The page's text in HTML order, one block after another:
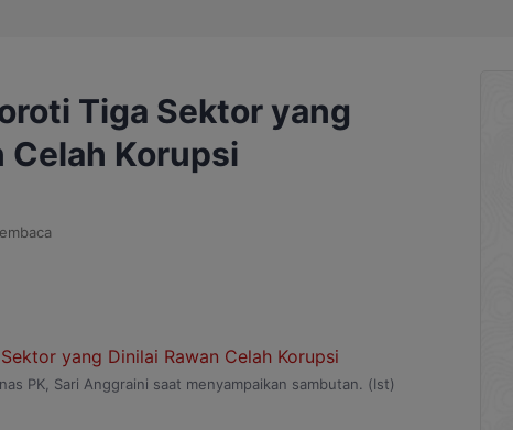
Tiga Sektor yang
Celah Korupsi
PK, Sari Anggraini saat menyampaikan sambutan. (Ist)